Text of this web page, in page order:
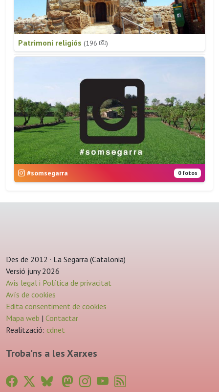
Patrimoni religiós (196 )
#somsegarra 0 fotos
Des de 2012 · La Segarra (Catalonia)
Versió juny 2026
Avis legal i Política de privacitat
Avís de cookies
Edita consentiment de cookies
Mapa web | Contactar
Realització: cdnet
Troba'ns a les Xarxes